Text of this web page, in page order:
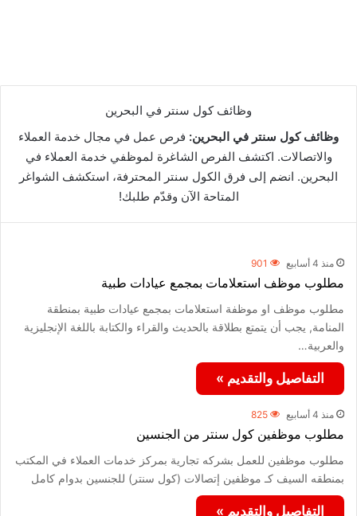
وظائف كول سنتر في البحرين
وظائف كول سنتر في البحرين: فرص عمل في مجال خدمة العملاء
والاتصالات. اكتشف الفرص الشاغرة لموظفي خدمة العملاء في
البحرين. انضم إلى فرق الكول سنتر المحترفة، استكشف الشواغر
المتاحة الآن وقدّم طلبك!
منذ 4 أسابيع 901
مطلوب موظف استعلامات بمجمع عيادات طبية
مطلوب موظف او موظفة استعلامات بمجمع عيادات طبية بمنطقة
المنامة, يجب أن يتمتع بطلاقة بالحديث والقراء والكتابة باللغة الإنجليزية
والعربية…
التفاصيل والتقديم »
منذ 4 أسابيع 825
مطلوب موظفين كول سنتر من الجنسين
مطلوب موظفين للعمل بشركه تجارية بمركز خدمات العملاء في المكتب
بمنطقه السيف كـ موظفين إتصالات (كول سنتر) للجنسين بدوام كامل
التفاصيل والتقديم »